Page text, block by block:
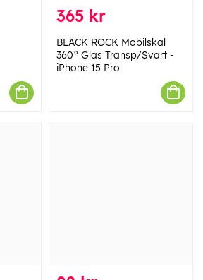
365 kr
BLACK ROCK Mobilskal
360° Glas Transp/Svart -
iPhone 15 Pro